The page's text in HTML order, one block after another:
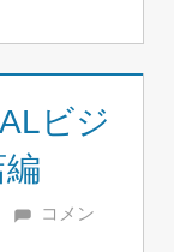
ビジ
コメン